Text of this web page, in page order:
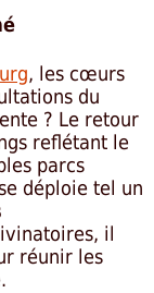
, les cœurs
du
? Le retour
reflétant le
parcs
déploie tel un
il
réunir les